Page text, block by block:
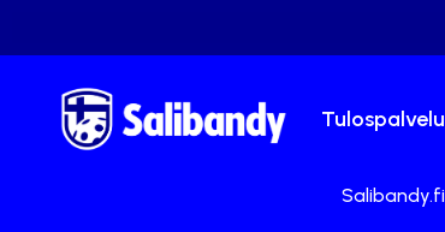
Tulospalvelu
Salibandy.fi